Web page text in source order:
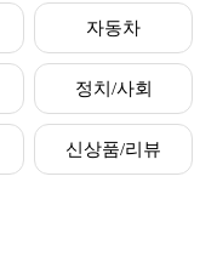
자동차
정치/사회
신상품/리뷰